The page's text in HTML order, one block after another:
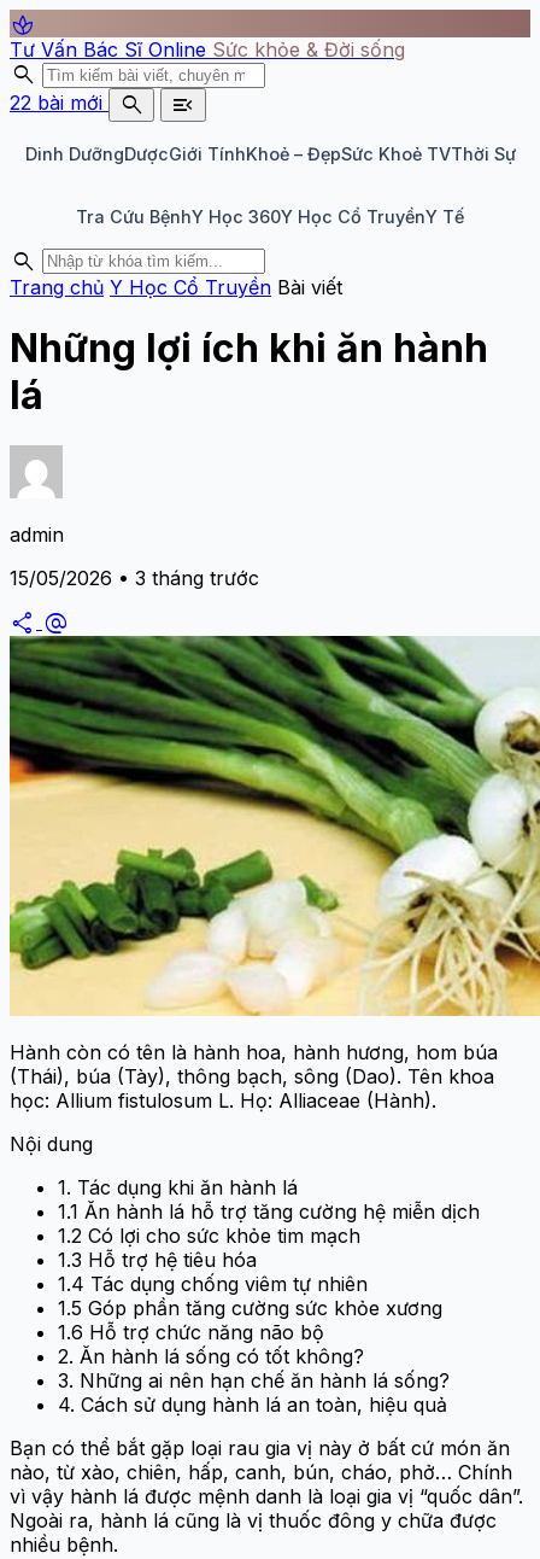
spa
Tư Vấn Bác Sĩ Online Sức khỏe & Đời sống
search
22 bài mới search menu_open
Dinh DưỡngDượcGiới TínhKhoẻ – ĐẹpSức Khoẻ TVThời Sự
Tra Cứu BệnhY Học 360Y Học Cổ TruyềnY Tế
search
Trang chủ Y Học Cổ Truyền Bài viết
Những lợi ích khi ăn hành
lá
admin
15/05/2026 • 3 tháng trước
share alternate_email
Hành còn có tên là hành hoa, hành hương, hom búa
(Thái), búa (Tày), thông bạch, sông (Dao). Tên khoa
học: Allium fistulosum L. Họ: Alliaceae (Hành).
Nội dung
1. Tác dụng khi ăn hành lá
1.1 Ăn hành lá hỗ trợ tăng cường hệ miễn dịch
1.2 Có lợi cho sức khỏe tim mạch
1.3 Hỗ trợ hệ tiêu hóa
1.4 Tác dụng chống viêm tự nhiên
1.5 Góp phần tăng cường sức khỏe xương
1.6 Hỗ trợ chức năng não bộ
2. Ăn hành lá sống có tốt không?
3. Những ai nên hạn chế ăn hành lá sống?
4. Cách sử dụng hành lá an toàn, hiệu quả
Bạn có thể bắt gặp loại rau gia vị này ở bất cứ món ăn
nào, từ xào, chiên, hấp, canh, bún, cháo, phở… Chính
vì vậy hành lá được mệnh danh là loại gia vị “quốc dân”.
Ngoài ra, hành lá cũng là vị thuốc đông y chữa được
nhiều bệnh.